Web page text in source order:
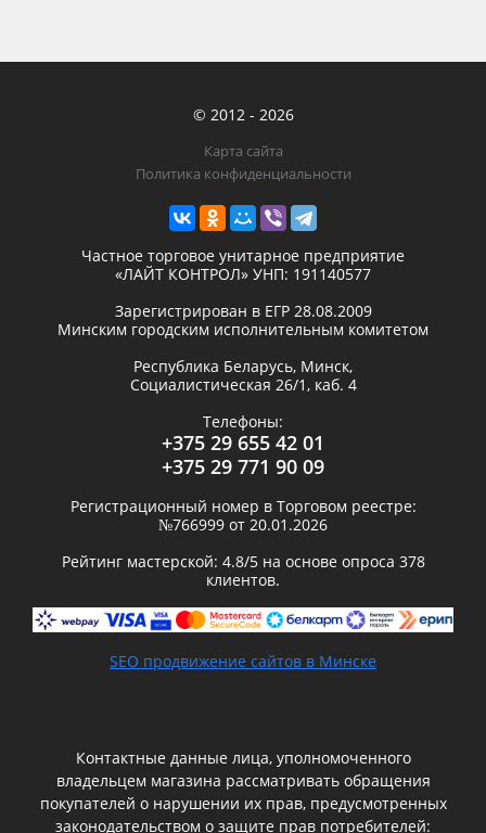
© 2012 - 2026
Карта сайта
Политика конфиденциальности
Частное торговое унитарное предприятие
«ЛАЙТ КОНТРОЛ» УНП: 191140577
Зарегистрирован в ЕГР 28.08.2009
Минским городским исполнительным комитетом
Республика Беларусь, Минск,
Социалистическая 26/1, каб. 4
Телефоны:
+375 29 655 42 01
+375 29 771 90 09
Регистрационный номер в Торговом реестре:
№766999 от 20.01.2026
Рейтинг мастерской: 4.8/5 на основе опроса 378
клиентов.
SEO продвижение сайтов в Минске
Контактные данные лица, уполномоченного
владельцем магазина рассматривать обращения
покупателей о нарушении их прав, предусмотренных
законодательством о защите прав потребителей: